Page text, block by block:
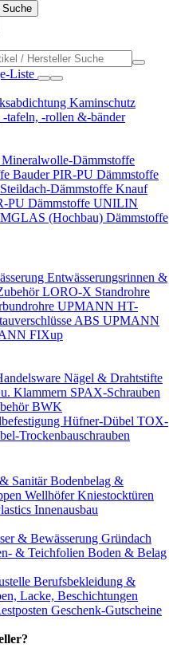
Suche
Liste
Kaminschutz
tafeln, -rollen &-bänder
Dämmstoffe
Bauder PIR-PU Dämmstoffe
Dämmstoffe Knauf
PU Dämmstoffe UNILIN
(Hochbau) Dämmstoffe
Entwässerungsrinnen &
LORO-X Standrohre
UPMANN HT-
ABS UPMANN
FIXup
Nägel & Drahtstifte
Klammern SPAX-Schrauben
BWK
Hüfner-Dübel TOX-
Trockenbauschrauben
SanitärBodenbelag &
Wellhöfer Kniestocktüren
Innenausbau
& Bewässerung Gründach
& Teichfolien Boden & Belag
Berufsbekleidung &
Lacke, Beschichtungen
Geschenk-Gutscheine